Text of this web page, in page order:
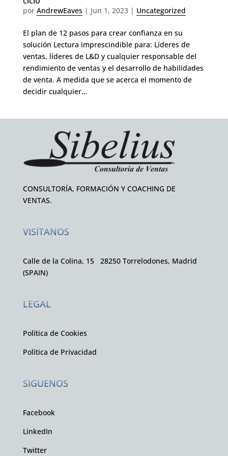
por AndrewEaves| Jun 1, 2023| Uncategorized
El plan de 12 pasos para crear confianza en su
solución Lectura imprescindible para: Líderes de
ventas, líderes de L&D y cualquier responsable del
rendimiento de ventas y el desarrollo de habilidades
de venta. A medida que se acerca el momento de
decidir cualquier...
CONSULTORÍA, FORMACIÓN Y COACHING DE
VENTAS.
VISÍTANOS
Calle de la Colina, 15 28250 Torrelodones, Madrid
(SPAIN)
LEGAL
Política de Cookies
Política de Privacidad
SIGUENOS
Facebook
LinkedIn
Twitter